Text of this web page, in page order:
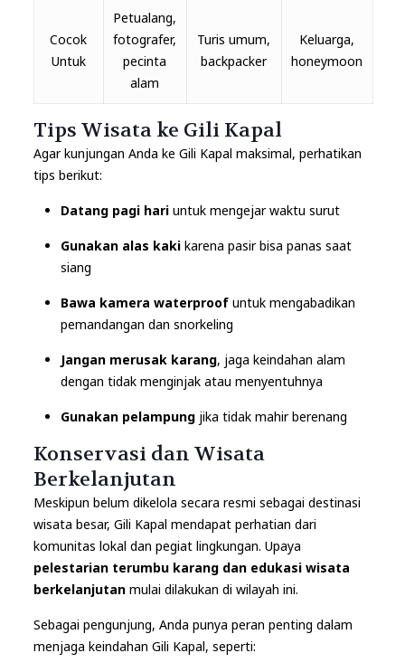
Cocok
Untuk
Petualang,
fotografer,
pecinta
alam
Turis umum,
backpacker
Keluarga,
honeymoon
Tips Wisata ke Gili Kapal
Agar kunjungan Anda ke Gili Kapal maksimal, perhatikan
tips berikut:
Datang pagi hariuntuk mengejar waktu surut
Gunakan alas kakikarena pasir bisa panas saat
siang
Bawa kamera waterproofuntuk mengabadikan
pemandangan dan snorkeling
Jangan merusak karang, jaga keindahan alam
dengan tidak menginjak atau menyentuhnya
Gunakan pelampungjika tidak mahir berenang
Konservasi dan Wisata
Berkelanjutan
Meskipun belum dikelola secara resmi sebagai destinasi
wisata besar, Gili Kapal mendapat perhatian dari
komunitas lokal dan pegiat lingkungan. Upaya
pelestarian terumbu karang dan edukasi wisata
berkelanjutanmulai dilakukan di wilayah ini.
Sebagai pengunjung, Anda punya peran penting dalam
menjaga keindahan Gili Kapal, seperti: